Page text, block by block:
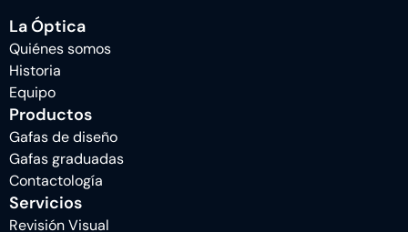
La Óptica
Quiénes somos
Historia
Equipo
Productos
Gafas de diseño
Gafas graduadas
Contactología
Servicios
Revisión Visual